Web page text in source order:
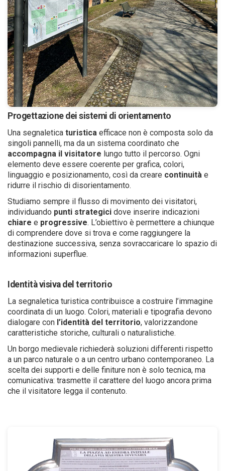
Progettazione dei sistemi di orientamento
Una segnaletica turistica efficace non è composta solo da
singoli pannelli, ma da un sistema coordinato che
accompagna il visitatore lungo tutto il percorso. Ogni
elemento deve essere coerente per grafica, colori,
linguaggio e posizionamento, così da creare continuità e
ridurre il rischio di disorientamento.
Studiamo sempre il flusso di movimento dei visitatori,
individuando punti strategici dove inserire indicazioni
chiare e progressive. L’obiettivo è permettere a chiunque
di comprendere dove si trova e come raggiungere la
destinazione successiva, senza sovraccaricare lo spazio di
informazioni superflue.
Identità visiva del territorio
La segnaletica turistica contribuisce a costruire l’immagine
coordinata di un luogo. Colori, materiali e tipografia devono
dialogare con l’identità del territorio, valorizzandone
caratteristiche storiche, culturali o naturalistiche.
Un borgo medievale richiederà soluzioni differenti rispetto
a un parco naturale o a un centro urbano contemporaneo. La
scelta dei supporti e delle finiture non è solo tecnica, ma
comunicativa: trasmette il carattere del luogo ancora prima
che il visitatore legga il contenuto.